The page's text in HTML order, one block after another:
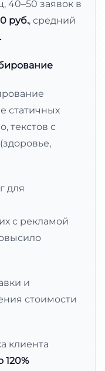
40–50 заявок в
руб., средний
статичных
текстов с
для
с рекламой
и
стоимости
клиента
120%